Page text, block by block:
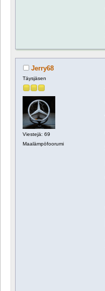
Jerry68
Täysjäsen
Viestejä: 69
Maalämpöfoorumi